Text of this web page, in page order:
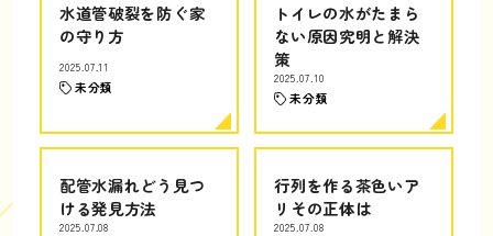
水道管破裂を防ぐ家
の守り方
2025.07.11
未分類
トイレの水がたまら
ない原因究明と解決
策
2025.07.10
未分類
配管水漏れどう見つ
ける発見方法
2025.07.08
行列を作る茶色いア
リその正体は
2025.07.08